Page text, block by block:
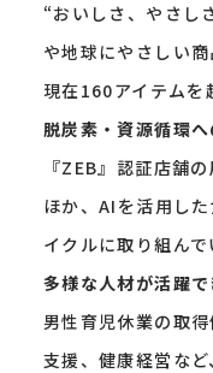
“おいしさ、やさし
や地球にやさしい
現在160アイテムを
脱炭素・資源循環
『ZEB』認証店舗
ほか、AIを活用し
イクルに取り組んで
多様な人材が活躍
男性育児休業の取
支援、健康経営な